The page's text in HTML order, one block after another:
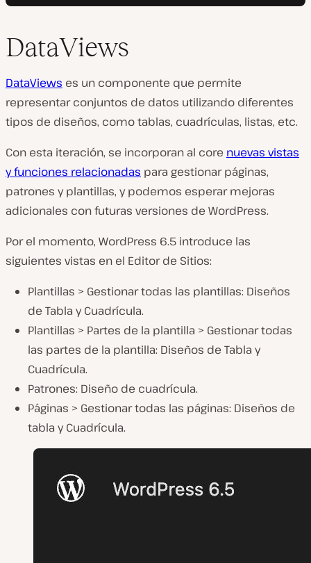
DataViews
DataViews es un componente que permite
representar conjuntos de datos utilizando diferentes
tipos de diseños, como tablas, cuadrículas, listas, etc.
Con esta iteración, se incorporan al core nuevas vistas
y funciones relacionadas para gestionar páginas,
patrones y plantillas, y podemos esperar mejoras
adicionales con futuras versiones de WordPress.
Por el momento, WordPress 6.5 introduce las
siguientes vistas en el Editor de Sitios:
Plantillas > Gestionar todas las plantillas: Diseños
de Tabla y Cuadrícula.
Plantillas > Partes de la plantilla > Gestionar todas
las partes de la plantilla: Diseños de Tabla y
Cuadrícula.
Patrones: Diseño de cuadrícula.
Páginas > Gestionar todas las páginas: Diseños de
tabla y Cuadrícula.